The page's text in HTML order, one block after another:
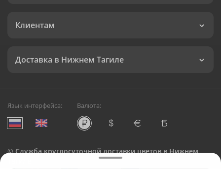
Клиентам
Доставка в Нижнем Тагиле
Язык интерфейса: Валюта:
©Служба круглосуточной доставки цветов в Нижнем